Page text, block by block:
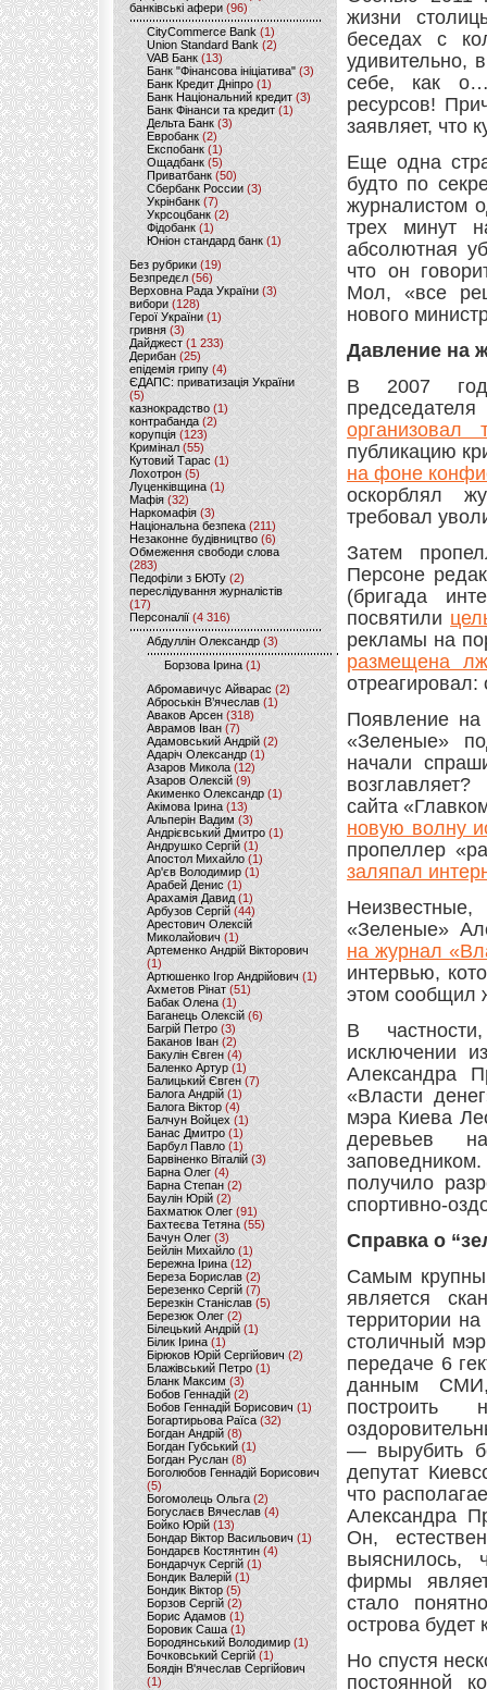
банківські афери (96)
CityCommerce Bank (1)
Union Standard Bank (2)
VAB Банк (13)
Банк "Фінансова ініціатива" (3)
Банк Кредит Дніпро (1)
Банк Національний кредит (3)
Банк Фінанси та кредит (1)
Дельта Банк (3)
Евробанк(2)
Експобанк (1)
Ощадбанк(5)
Приватбанк (50)
Сбербанк России (3)
Укрінбанк(7)
Укрсоцбанк (2)
Фідобанк (1)
Юніон стандард банк(1)
Без рубрики (19)
Безпредєл(56)
Верховна Рада України (3)
вибори(128)
Герої України(1)
гривня (3)
Дайджест (1 233)
Дерибан (25)
епідемія грипу (4)
ЄДАПС: приватизація України
(5)
казнокрадство (1)
контрабанда (2)
корупція (123)
Кримінал (55)
Кутовий Тарас (1)
Лохотрон(5)
Луценківщина (1)
Мафія (32)
Наркомафія (3)
Національна безпека (211)
Незаконне будівництво(6)
Обмеження свободи слова
(283)
Педофіли з БЮТу (2)
переслідування журналістів
(17)
Персоналії (4 316)
Абдуллін Олександр (3)
Борзова Ірина(1)
Абромавичус Айварас (2)
Аброськін В’ячеслав(1)
Аваков Арсен (318)
Аврамов Іван (7)
Адамовський Андрій(2)
Адаріч Олександр (1)
Азаров Микола (12)
Азаров Олексій (9)
Акименко Олександр(1)
Акімова Ірина(13)
Альперін Вадим (3)
Андрієвський Дмитро(1)
Андрушко Сергій(1)
Апостол Михайло(1)
Ар'єв Володимир (1)
Арабей Денис(1)
Арахамія Давид (1)
Арбузов Сергій (44)
Арестович Олексій
Миколайович(1)
Артеменко Андрій Вікторович
(1)
Артюшенко Ігор Андрійович(1)
Ахметов Рінат(51)
Бабак Олена(1)
Баганець Олексій(6)
Багрій Петро (3)
Баканов Іван(2)
Бакулін Євген (4)
Баленко Артур(1)
Балицький Євген(7)
Балога Андрій (1)
Балога Віктор (4)
Балчун Войцех (1)
Банас Дмитро (1)
Барбул Павло(1)
Барвіненко Віталій(3)
Барна Олег (4)
Барна Степан (2)
Баулін Юрій (2)
Бахматюк Олег (91)
Бахтеєва Тетяна(55)
Бачун Олег (3)
Бейлін Михайло (1)
Бережна Ірина(12)
Береза Борислав(2)
Березенко Сергій (7)
Березкін Станіслав (5)
Березюк Олег(2)
Білецький Андрій (1)
Білик Ірина (1)
Бірюков Юрій Сергійович (2)
Блажівський Петро (1)
Бланк Максим(3)
Бобов Геннадій (2)
Бобов Геннадій Борисович (1)
Богартирьова Раїса (32)
Богдан Андрій(8)
Богдан Губський (1)
Богдан Руслан(8)
Боголюбов Геннадій Борисович
(5)
Богомолець Ольга (2)
Богуслаєв Вячеслав (4)
Бойко Юрій (13)
Бондар Віктор Васильович (1)
Бондарєв Костянтин (4)
Бондарчук Сергій(1)
Бондик Валерій (1)
Бондик Віктор(5)
Борзов Сергiй (2)
Борис Адамов(1)
Боровик Саша (1)
Бородянський Володимир (1)
Бочковський Сергій (1)
Боядін В'ячеслав Сергійович
(1)
жизни
беседах с
удивительно,
себе, как
ресурсов!
заявляет, что
Еще одна
будто по
журналистом
трех минут
абсолютная
что он
Мол, «все
нового
Давление на
В 2007
публикацию
на фоне
оскорблял
требовал
Затем
Персоне
(бригада
посвятили
рекламы на
размещена
Появление на
«Зеленые»
начали
сайта
новую волну
пропеллер
заляпал
«Зеленые»
на журнал
интервью,
этом сообщил
В
исключении
Александра
«Власти
мэра Киева
деревьев
получило
спортивно-
Справка о
Самым
является
территории
столичный
передаче 6
данным
построить
— вырубить
депутат
что
Александра
Он,
выяснилось,
фирмы
стало
острова будет
Но спустя
постоянной